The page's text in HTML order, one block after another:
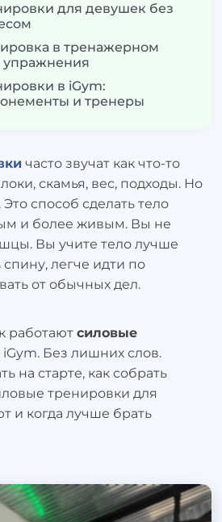
для девушек без
в тренажерном
упражнения
в iGym:
и тренеры
часто звучат как что-то
скамья, вес, подходы. Но
способ сделать тело
и более живым. Вы не
Вы учите тело лучше
спину, легче идти по
от обычных дел.
работаютсиловые
iGym. Без лишних слов.
на старте, как собрать
тренировки для
и когда лучше брать